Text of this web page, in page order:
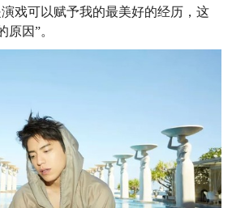
戏可以赋予我的最美好的经历，这
原因”。